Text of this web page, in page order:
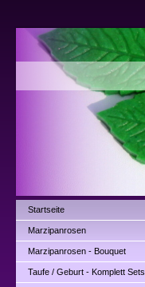
Startseite
Marzipanrosen
Marzipanrosen - Bouquet
Taufe / Geburt - Komplett Sets